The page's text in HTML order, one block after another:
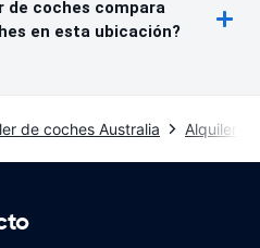
de coches compara
en esta ubicación?
de coches Australia Alquiler